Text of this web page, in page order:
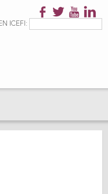
de
ICEFI: